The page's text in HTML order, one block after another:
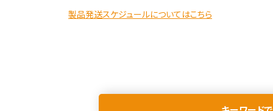
製品発送スケジュールについてはこちら